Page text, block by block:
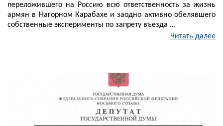
переложившего на Россию всю ответственность за жизнь
армян в Нагорном Карабахе и заодно активно обелявшего
собственные эксперименты по запрету въезда ...
Читать далее